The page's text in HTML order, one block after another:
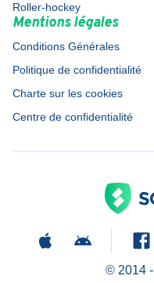
Roller-hockey
Mentions légales
Conditions Générales
Politique de confidentialité
Charte sur les cookies
Centre de confidentialité
© 2014 -